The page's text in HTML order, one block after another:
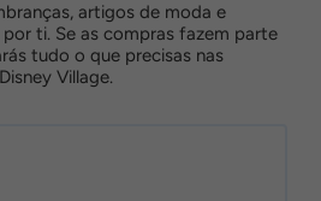
artigos de moda e
ti. Se as compras fazem parte
tudo o que precisas nas
Village.